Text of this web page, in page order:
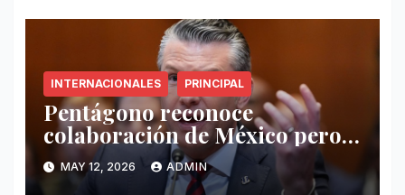
INTERNACIONALES PRINCIPAL
Pentágono reconoce
colaboración de México pero
exige mayor operatividad
antidrogas
MAY 12, 2026 ADMIN